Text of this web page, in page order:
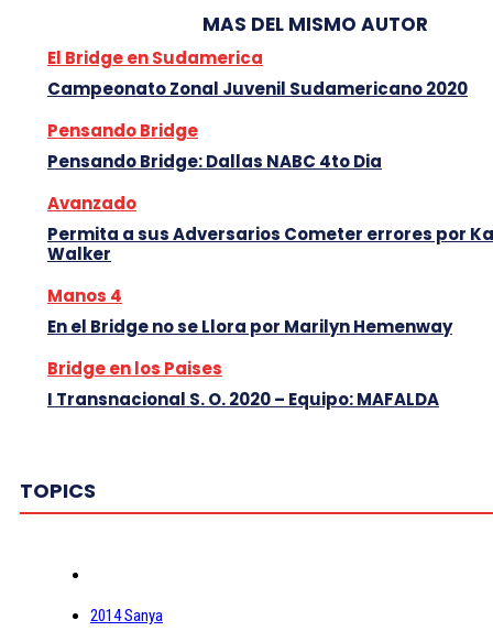
MAS DEL MISMO AUTOR
El Bridge en Sudamerica
Campeonato Zonal Juvenil Sudamericano 2020
Pensando Bridge
Pensando Bridge: Dallas NABC 4to Dia
Avanzado
Permita a sus Adversarios Cometer errores por
Walker
Manos 4
En el Bridge no se Llora por Marilyn Hemenway
Bridge en los Paises
I Transnacional S. O. 2020 – Equipo: MAFALDA
TOPICS
2014 Sanya